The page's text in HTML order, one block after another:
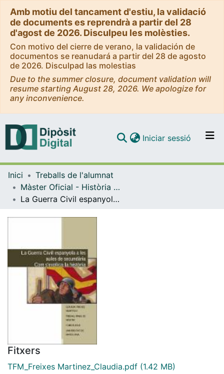
Amb motiu del tancament d'estiu, la validació
de documents es reprendrà a partir del 28
d'agost de 2026. Disculpeu les molèsties.
Con motivo del cierre de verano, la validación de
documentos se reanudará a partir del 28 de agosto
de 2026. Disculpad las molestias
Due to the summer closure, document validation will
resume starting August 28, 2026. We apologize for
any inconvenience.
Navega per tot el DD
Com publicar
Iniciar sessió (current)
Inici
Treballs de l'alumnat
Màster Oficial - Història Contemporània i Món Actual
La Guerra Civil espanyola a les aules de secundària. Com s'explica la història
Fitxers
TFM_Freixes Martinez_Claudia.pdf (1.42 MB)